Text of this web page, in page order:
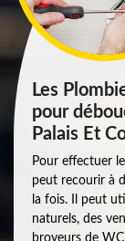
Les
pour
Palais Et
Pour effectuer
peut recourir à
la fois. Il peut
naturels, des
broyeurs de